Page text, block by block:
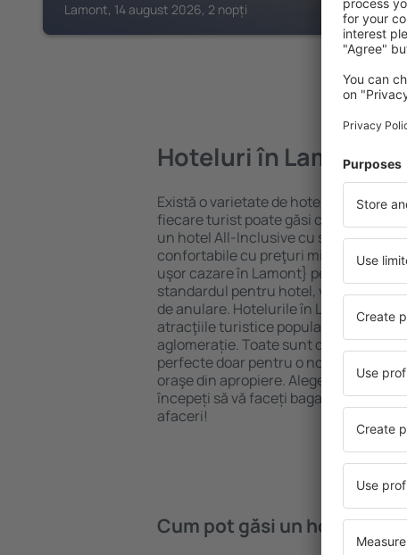
Lamont, 14 august 2026, 2 nopți
Hoteluri în Lamont
Există o varietate de hoteluri
fiecare turist poate găsi cazare
un hotel All-Inclusive cu standarde
confortabile cu preţuri mici? Cu
uşor cazare în Lamont} pentru orice
standardul pentru hotel, verificați
de anulare. Hotelurile în Lamont sunt
atracţiile turistice populare, cât și
aglomerație. Toate sunt disponibile
perfecte doar pentru o noapte atunci
oraşe din apropiere. Alegeți hotelul
începeți să vă faceți bagajele pentru
afaceri!
Cum pot găsi un hotel în